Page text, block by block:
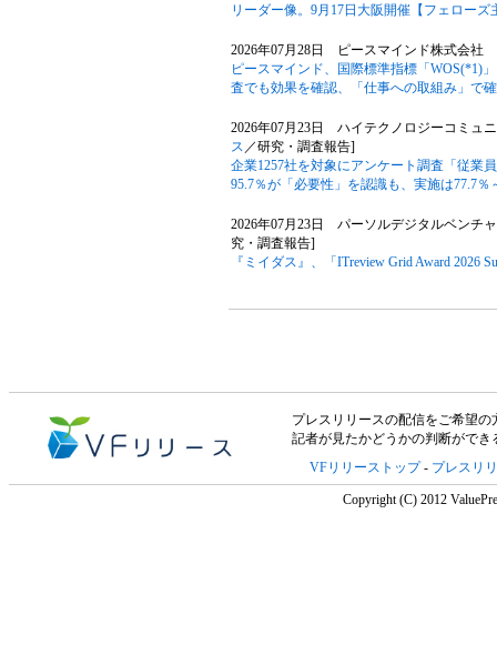
リーダー像。9月17日大阪開催【フェローズ
2026年07月28日 ピースマインド株式会社
ピースマインド、国際標準指標「WOS(*1)
査でも効果を確認、「仕事への取組み」で
2026年07月23日 ハイテクノロジーコミュ
ス ／研究・調査報告]
企業1257社を対象にアンケート調査「従業
95.7％が「必要性」を認識も、実施は77.7％
2026年07月23日 パーソルデジタルベンチ
究・調査報告]
『ミイダス』、「ITreview Grid Award 2026
プレスリリースの配信をご希望の
記者が見たかどうかの判断がで
VFリリーストップ- プレスリ
Copyright (C) 2012